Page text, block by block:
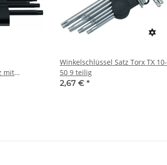
mit
9-
Winkelschlüssel Satz Torx TX 10-
50 9 teilig
2,67 € *